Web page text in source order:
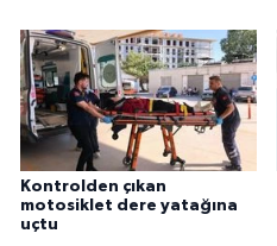
Kontrolden çıkan
motosiklet dere yatağına
uçtu